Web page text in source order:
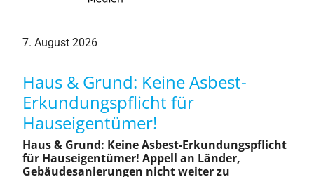
H&G Medien
Themenplan
Bundesweite Belegung
7. August 2026
Haus & Grund: Keine Asbest-
Erkundungspflicht für
Hauseigentümer!
Haus & Grund: Keine Asbest-Erkundungspflicht
für Hauseigentümer! Appell an Länder,
Gebäudesanierungen nicht weiter zu